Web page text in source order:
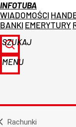
INFOTUBA
WIADOMOŚCI
BANKI EMERYTURY
SZUKAJ
MENU
Rachunki